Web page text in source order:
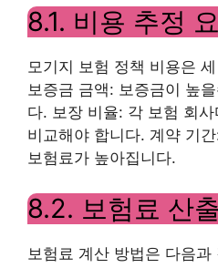
8.1. 비용 추정
모기지 보험 정책 비용은
보증금 금액: 보증금이 높
다. 보장 비율: 각 보험 회
비교해야 합니다. 계약 기
보험료가 높아집니다.
8.2. 보험료 산
보험료 계산 방법은 다음